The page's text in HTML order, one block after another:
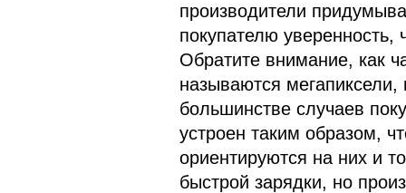
производители
покупателю
Обратите внимание, как
называются
большинстве случаев
устроен таким образом,
ориентируются на них и
быстрой зарядки, но